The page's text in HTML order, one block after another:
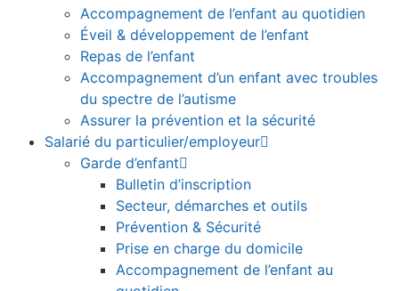
Accompagnement de l’enfant au quotidien
Éveil & développement de l’enfant
Repas de l’enfant
Accompagnement d’un enfant avec troubles
du spectre de l’autisme
Assurer la prévention et la sécurité
Salarié du particulier/employeur
Garde d’enfant
Bulletin d’inscription
Secteur, démarches et outils
Prévention & Sécurité
Prise en charge du domicile
Accompagnement de l’enfant au